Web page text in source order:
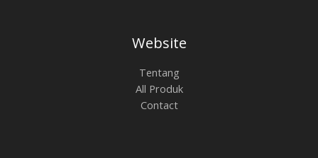
Website
Tentang
All Produk
Contact